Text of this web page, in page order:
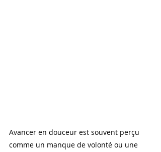
Avancer en douceur est souvent perçu
comme un manque de volonté ou une